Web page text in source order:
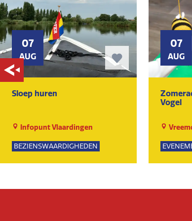
07
AUG
Sloep huren
Infopunt Vlaardingen
BEZIENSWAARDIGHEDEN
NATUUR
07
AUG
Vogel